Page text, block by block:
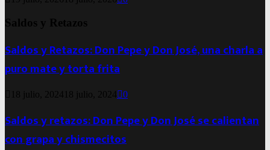
Saldos y Retazos
Saldos y Retazos: Don Pepe y Don José, una charla a
puro mate y torta frita
18 julio, 2024 18 julio, 2024 0
Saldos y retazos: Don Pepe y Don José se calientan
con grapa y chismecitos